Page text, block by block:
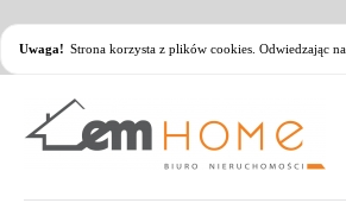
Uwaga! Strona korzysta z plików cookies. Odwiedzając